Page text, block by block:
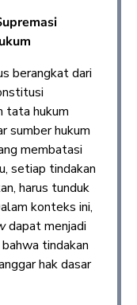
berangkat dari
tata hukum
sumber hukum
membatasi
setiap tindakan
harus tunduk
konteks ini,
dapat menjadi
tindakan
hak dasar